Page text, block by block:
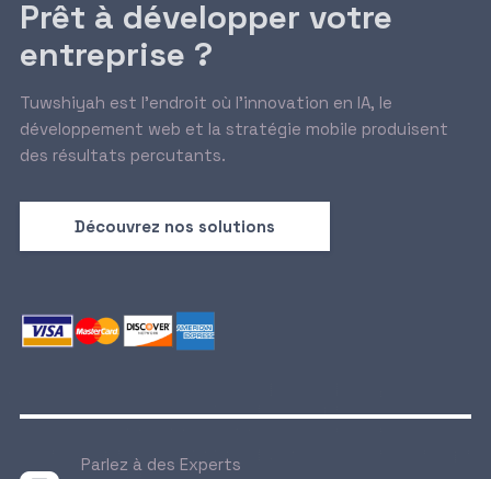
Prêt à développer votre
entreprise ?
Tuwshiyah est l’endroit où l’innovation en IA, le
développement web et la stratégie mobile produisent
des résultats percutants.
Découvrez nos solutions
Parlez à des Experts